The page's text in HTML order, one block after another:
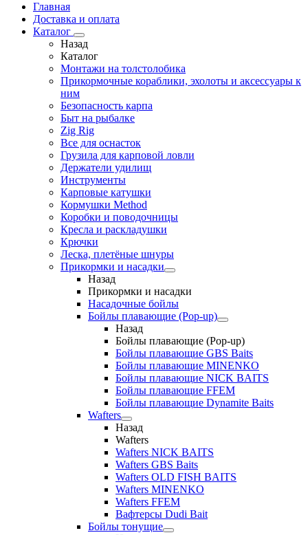
Главная
Доставка и оплата
Каталог
Назад
Каталог
Монтажи на толстолобика
Прикормочные кораблики, эхолоты и аксессуары к
ним
Безопасность карпа
Быт на рыбалке
Zig Rig
Все для оснасток
Грузила для карповой ловли
Держатели удилищ
Инструменты
Карповые катушки
Кормушки Method
Коробки и поводочницы
Кресла и раскладушки
Крючки
Леска, плетёные шнуры
Прикормки и насадки
Назад
Прикормки и насадки
Насадочные бойлы
Бойлы плавающие (Pop-up)
Назад
Бойлы плавающие (Pop-up)
Бойлы плавающие GBS Baits
Бойлы плавающие MINENKO
Бойлы плавающие NICK BAITS
Бойлы плавающие FFEM
Бойлы плавающие Dynamite Baits
Wafters
Назад
Wafters
Wafters NICK BAITS
Wafters GBS Baits
Wafters OLD FISH BAITS
Wafters MINENKO
Wafters FFEM
Вафтерсы Dudi Bait
Бойлы тонущие